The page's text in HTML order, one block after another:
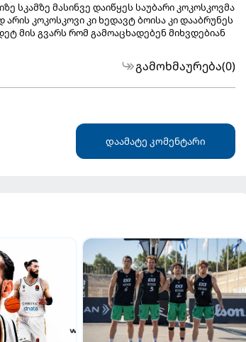
სკამზე მასინვე დაიწყეს საუბარი კოკოსკოვმა
კოკოსკოვი კი ხედავტ ბოისა კი დააბრუნეს
მის გვარს რომ გამოაცხადებენ მიხვდებიან
გამოხმაურება(0)
დაამატე კომენტარი